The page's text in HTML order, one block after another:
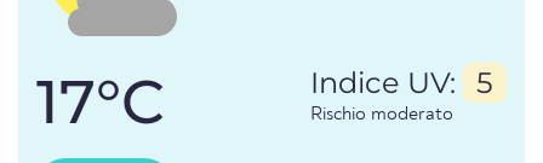
17°C Indice UV: 5
Rischio moderato